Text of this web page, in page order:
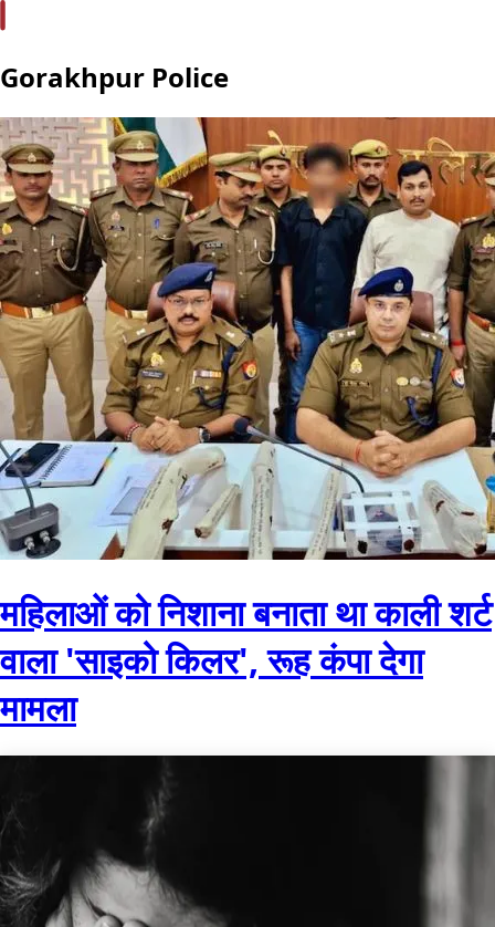
Gorakhpur Police
महिलाओं को निशाना बनाता था काली शर्ट
वाला 'साइको किलर', रूह कंपा देगा
मामला